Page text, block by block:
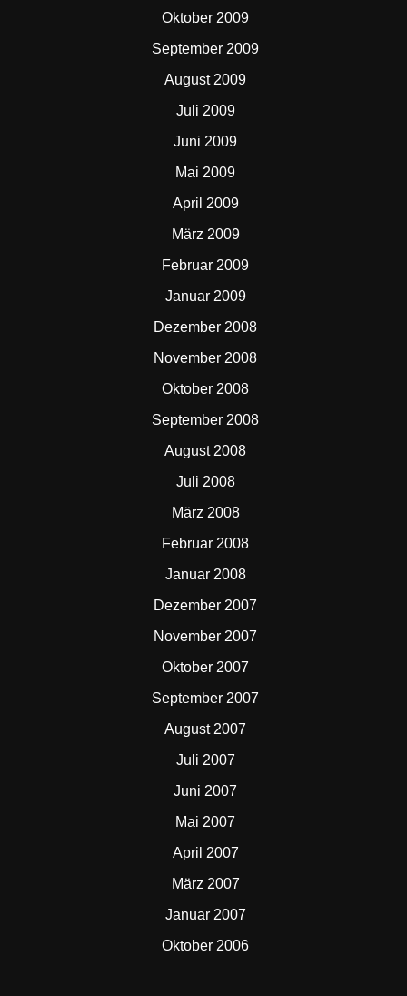
Oktober 2009
September 2009
August 2009
Juli 2009
Juni 2009
Mai 2009
April 2009
März 2009
Februar 2009
Januar 2009
Dezember 2008
November 2008
Oktober 2008
September 2008
August 2008
Juli 2008
März 2008
Februar 2008
Januar 2008
Dezember 2007
November 2007
Oktober 2007
September 2007
August 2007
Juli 2007
Juni 2007
Mai 2007
April 2007
März 2007
Januar 2007
Oktober 2006